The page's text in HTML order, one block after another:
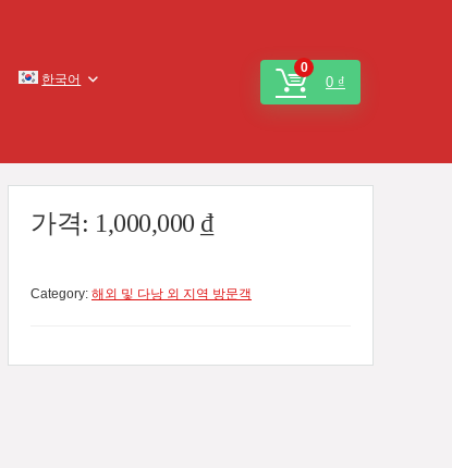
한국어
0
0 ₫
가격: 1,000,000 ₫
Category: 해외 및 다낭 외 지역 방문객